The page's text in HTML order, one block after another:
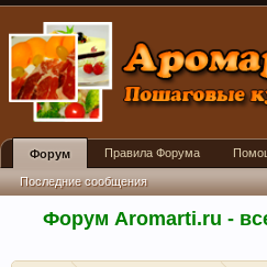
Форум Aromarti.ru -
Форум
Последние сообщения
Правила Форума